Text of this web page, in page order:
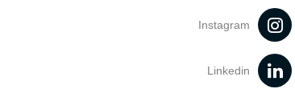
Instagram
Linkedin